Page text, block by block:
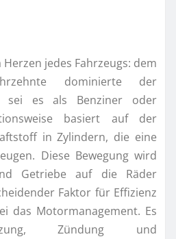
jedes Fahrzeugs: dem
dominierte der
sei es als Benziner oder
basiert auf der
in Zylindern, die eine
Diese Bewegung wird
Getriebe auf die Räder
Faktor für Effizienz
das Motormanagement. Es
Zündung und